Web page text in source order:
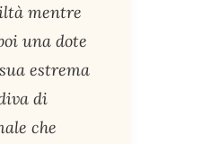
mentre
una dote
estrema
di
che